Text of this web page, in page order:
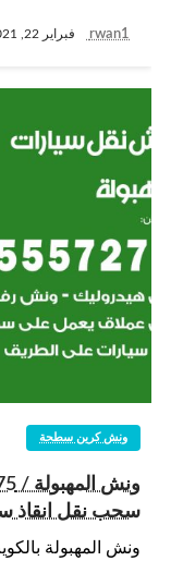
rwan1 فبراير 22, 2021
ونش كرين سطحة
سحب نقل انقاذ
ونش المهبولة